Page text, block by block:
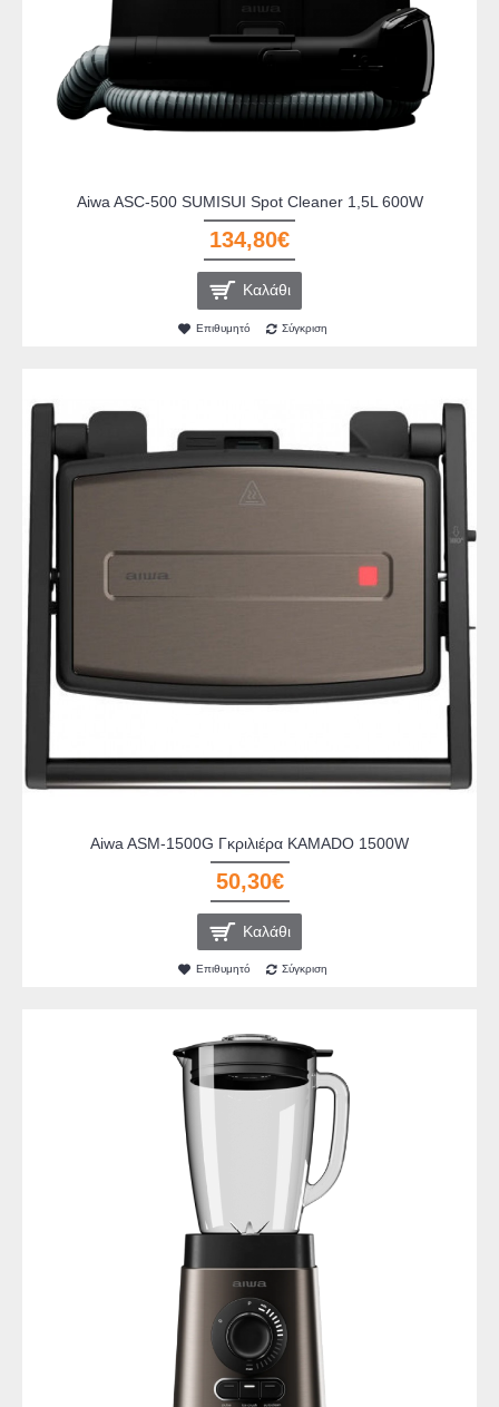
Aiwa ASC-500 SUMISUI Spot Cleaner 1,5L 600W
134,80€
Καλάθι
Επιθυμητό Σύγκριση
Aiwa ASM-1500G Γκριλιέρα KAMADO 1500W
50,30€
Καλάθι
Επιθυμητό Σύγκριση